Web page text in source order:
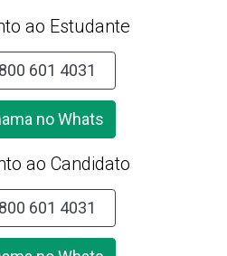
ao Estudante
601 4031
no Whats
ao Candidato
601 4031